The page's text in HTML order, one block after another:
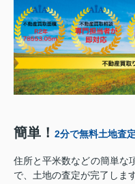
簡単！ 2分で無料土地査定
住所と平米数などの簡単な
で、土地の査定が完了しま